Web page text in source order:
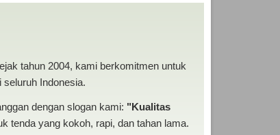
tahun 2004, kami berkomitmen untuk
Indonesia.
dengan slogan kami: "Kualitas
tenda yang kokoh, rapi, dan tahan lama.